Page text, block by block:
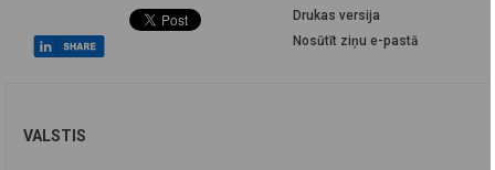
Drukas versija
Nosūtīt ziņu e-pastā
VALSTIS